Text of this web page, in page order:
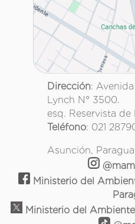
Dirección:
Lynch N° 3500.
esq. Reservista de
Teléfono: 021
Asunción,
Ministerio del
Ministerio del